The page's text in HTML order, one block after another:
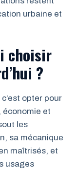
urbaine et
choisir
?
opter pour
économie et
les
sa mécanique
maîtrisés, et
usages